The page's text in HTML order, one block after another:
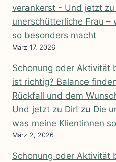
verankerst - Und jetzt zu
unerschütterliche Frau –
so besonders macht
März 17, 2026
Schonung oder Aktivität
ist richtig? Balance
Rückfall und dem
Und jetzt zu Dir! zu Die
was meine Klientinnen
März 2, 2026
Schonung oder Aktivität